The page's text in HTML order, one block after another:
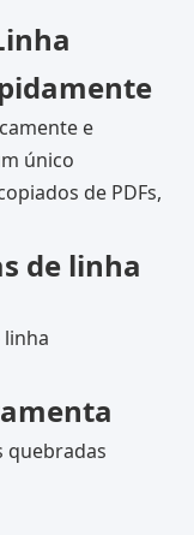
e
único
de PDFs,
de linha
linha
quebradas